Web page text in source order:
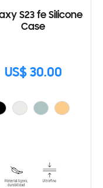
S23 fe Silicone
Case
US$ 30.00